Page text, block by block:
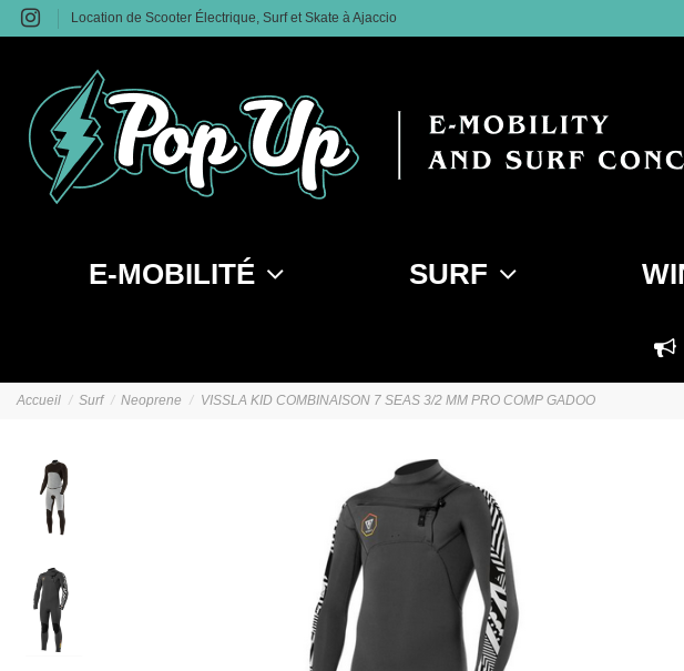
Location de Scooter Électrique, Surf et Skate à Ajaccio
E-MOBILITÉ SURF
Accueil Surf Neoprene VISSLA KID COMBINAISON 7 SEAS 3/2 MM PRO COMP GADOO